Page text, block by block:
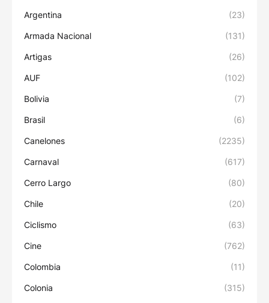
Argentina (23)
Armada Nacional (131)
Artigas (26)
AUF (102)
Bolivia (7)
Brasil (6)
Canelones (2235)
Carnaval (617)
Cerro Largo (80)
Chile (20)
Ciclismo (63)
Cine (762)
Colombia (11)
Colonia (315)